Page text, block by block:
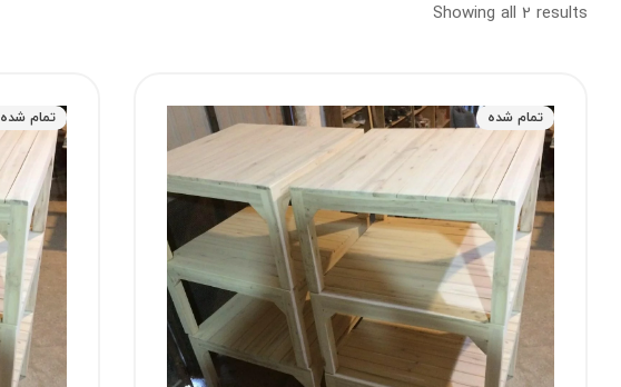
Showing all 2 results
تمام شده تمام شده